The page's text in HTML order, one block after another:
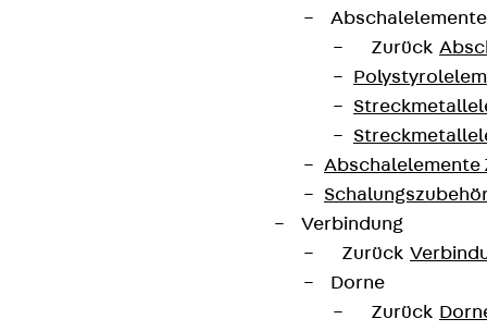
Zurück
Abschalelemente
Verbindung
Zurück
Dorne
Zurück